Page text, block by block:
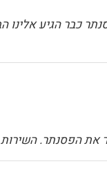
כבר הגיע אלינו
את הפסנתר.